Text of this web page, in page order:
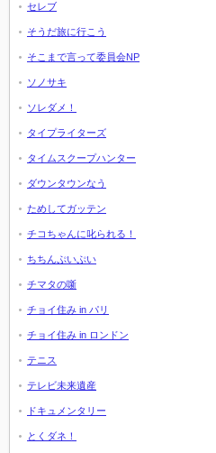
セレブ
そうだ旅に行こう
そこまで言って委員会NP
ソノサキ
ソレダメ！
タイプライターズ
タイムスクープハンター
ダウンタウンなう
ためしてガッテン
チコちゃんに叱られる！
ちちんぷいぷい
チマタの噺
チョイ住み in パリ
チョイ住み in ロンドン
テニス
テレビ未来遺産
ドキュメンタリー
とくダネ！